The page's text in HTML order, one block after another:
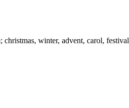
winter, advent, carol, festival